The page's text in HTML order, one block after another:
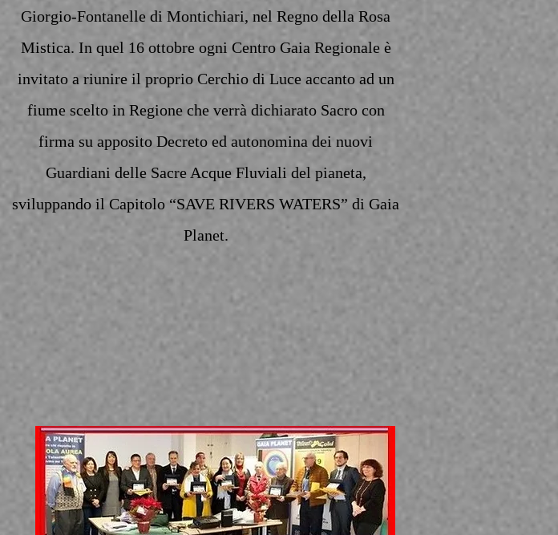
Giorgio-Fontanelle di Montichiari, nel Regno della Rosa
Mistica. In quel 16 ottobre ogni Centro Gaia Regionale è
invitato a riunire il proprio Cerchio di Luce accanto ad un
fiume scelto in Regione che verrà dichiarato Sacro con
firma su apposito Decreto ed autonomina dei nuovi
Guardiani delle Sacre Acque Fluviali del pianeta,
sviluppando il Capitolo “SAVE RIVERS WATERS” di Gaia
Planet.